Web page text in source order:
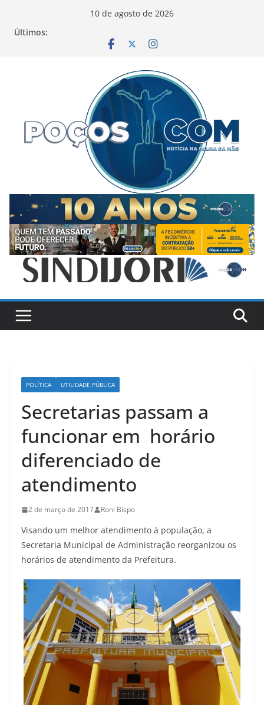
10 de agosto de 2026
Últimos:
POLÍTICA UTILIDADE PÚBLICA
Secretarias passam a
funcionar em horário
diferenciado de
atendimento
2 de março de 2017 Roni Bispo
Visando um melhor atendimento à população, a
Secretaria Municipal de Administração reorganizou os
horários de atendimento da Prefeitura.